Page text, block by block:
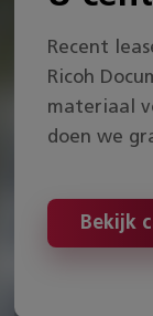
Recent
Ricoh
materiaal
doen we
Bekijk